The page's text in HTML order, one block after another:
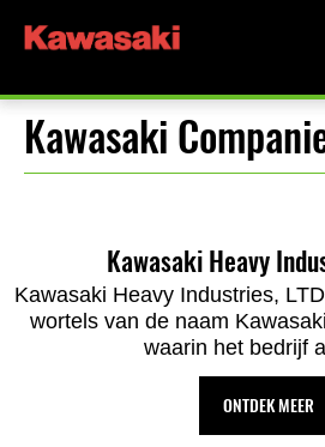
Kawasaki
Kawasaki Heavy
Kawasaki Heavy Industries,
wortels van de naam
waarin het bedrijf
ONTDEK MEER